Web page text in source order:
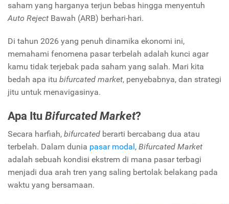
saham yang harganya terjun bebas hingga menyentuh
Auto Reject Bawah (ARB) berhari-hari.
Di tahun 2026 yang penuh dinamika ekonomi ini,
memahami fenomena pasar terbelah adalah kunci agar
kamu tidak terjebak pada saham yang salah. Mari kita
bedah apa itu bifurcated market, penyebabnya, dan strategi
jitu untuk menavigasinya.
Apa ItuBifurcated Market?
Secara harfiah, bifurcated berarti bercabang dua atau
terbelah. Dalam dunia pasar modal, Bifurcated Market
adalah sebuah kondisi ekstrem di mana pasar terbagi
menjadi dua arah tren yang saling bertolak belakang pada
waktu yang bersamaan.